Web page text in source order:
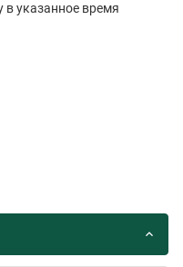
в указанное время